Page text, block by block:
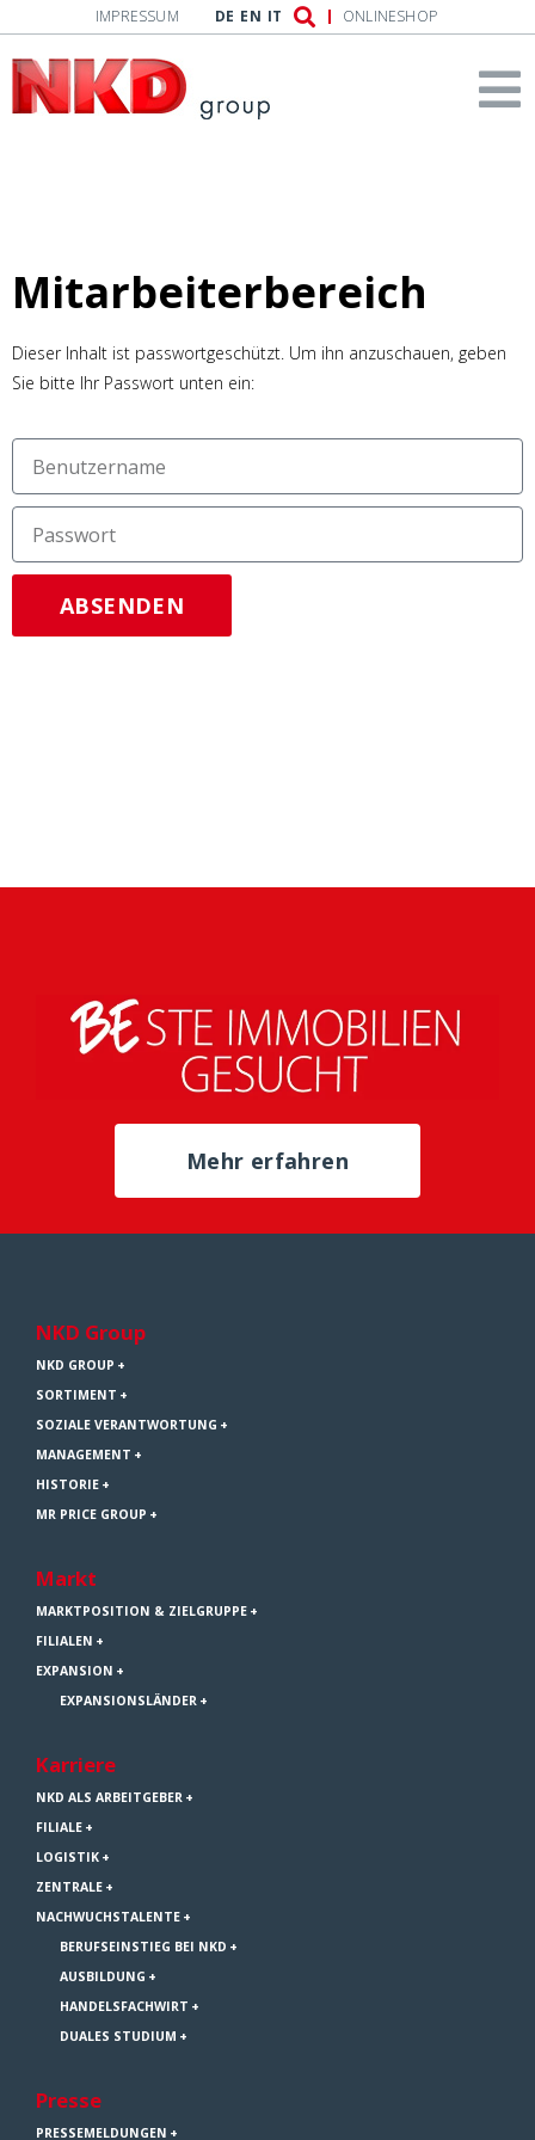
IMPRESSUM DE EN IT ONLINESHOP
Mitarbeiterbereich
Dieser Inhalt ist passwortgeschützt. Um ihn anzuschauen, geben
Sie bitte Ihr Passwort unten ein:
ABSENDEN
Mehr erfahren
NKD Group
NKD GROUP
SORTIMENT
SOZIALE VERANTWORTUNG
MANAGEMENT
HISTORIE
MR PRICE GROUP
Markt
MARKTPOSITION & ZIELGRUPPE
FILIALEN
EXPANSION
EXPANSIONSLÄNDER
Karriere
NKD ALS ARBEITGEBER
FILIALE
LOGISTIK
ZENTRALE
NACHWUCHSTALENTE
BERUFSEINSTIEG BEI NKD
AUSBILDUNG
HANDELSFACHWIRT
DUALES STUDIUM
Presse
PRESSEMELDUNGEN